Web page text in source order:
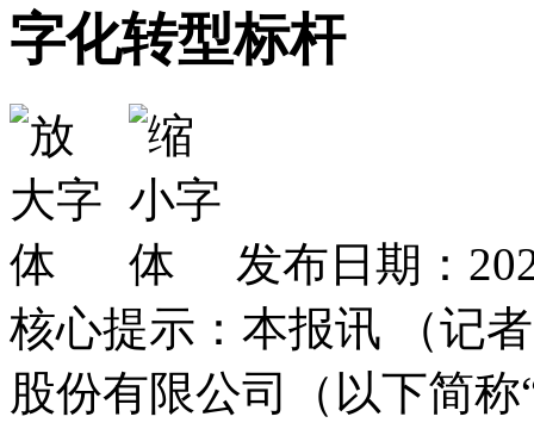
字化转型标杆
发布日期：
核心提示：本报讯 （记
股份有限公司（以下简